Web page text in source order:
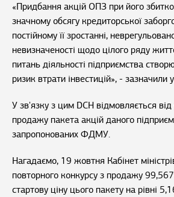
«Придбання акцій ОПЗ при його
значному обсягу кредиторської
постійному її зростанні,
невизначеності щодо цілого ряду
питань діяльності підприємства
ризик втрати інвестицій», - зазначили
У зв'язку з цим DCH відмовляється від
продажу пакета акцій даного
запропонованих ФДМУ.
Нагадаємо, 19 жовтня Кабінет
повторного конкурсу з продажу
стартову ціну цього пакету на рівні